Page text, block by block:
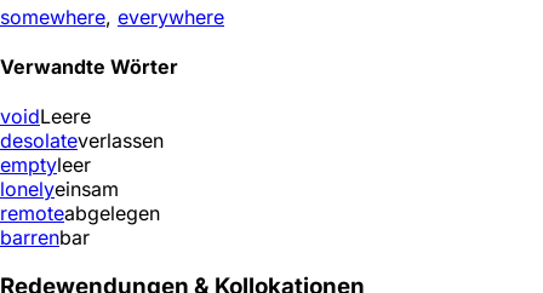
somewhere, everywhere
Verwandte Wörter
voidLeere
desolateverlassen
emptyleer
lonelyeinsam
remoteabgelegen
barrenbar
Redewendungen & Kollokationen